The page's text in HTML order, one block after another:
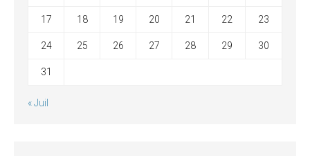
17 18 19 20 21 22 23
24 25 26 27 28 29 30
31
« Juil